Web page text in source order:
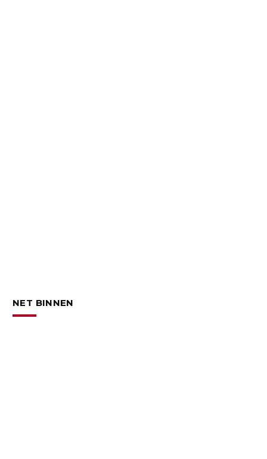
NET BINNEN